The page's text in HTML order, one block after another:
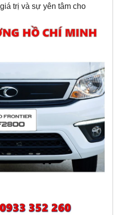
trị và sự yên tâm cho